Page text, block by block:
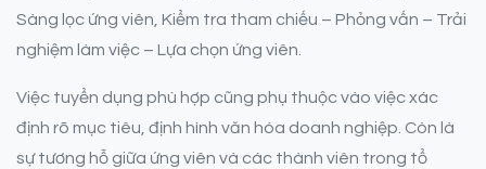
Sàng lọc ứng viên, Kiểm tra tham chiếu – Phỏng vấn – Trải
nghiệm làm việc – Lựa chọn ứng viên.
Việc tuyển dụng phù hợp cũng phụ thuộc vào việc xác
định rõ mục tiêu, định hình văn hóa doanh nghiệp. Còn là
sự tương hỗ giữa ứng viên và các thành viên trong tổ